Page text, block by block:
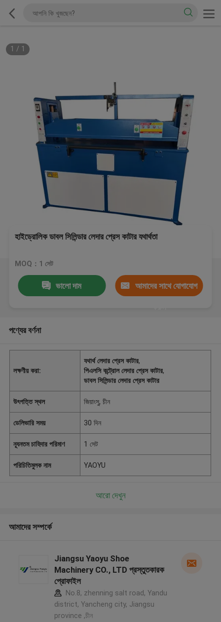
1 / 1
হাইড্রোলিক ডাবল সিলিন্ডার লেদার প্রেস কাটার যথার্থতা
MOQ：1 সেট
ভালো দাম আমাদের সাথে যোগাযোগ
পণ্যের বর্ণনা
লক্ষণীয় করা:
যথার্থ লেদার প্রেস কাটার,
পিএলসি কন্ট্রোল লেদার প্রেস কাটার,
ডাবল সিলিন্ডার লেদার প্রেস কাটার
উৎপত্তি স্থল জিয়াংসু, চীন
ডেলিভারি সময় 30 দিন
ন্যূনতম চাহিদার পরিমাণ 1 সেট
পরিচিতিমুলক নাম YAOYU
আরো দেখুন
আমাদের সম্পর্কে
Jiangsu Yaoyu Shoe
Machinery CO., LTD প্রস্তুতকারক
প্রোফাইল
No.8, zhenning salt road, Yandu
district, Yancheng city, Jiangsu
province ,চীন